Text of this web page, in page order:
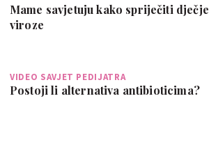
Mame savjetuju kako spriječiti dječje
viroze
VIDEO SAVJET PEDIJATRA
Postoji li alternativa antibioticima?